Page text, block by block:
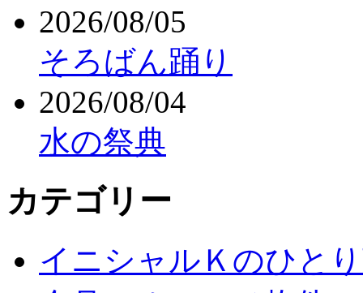
2026/08/05
そろばん踊り
2026/08/04
水の祭典
カテゴリー
イニシャルＫのひと